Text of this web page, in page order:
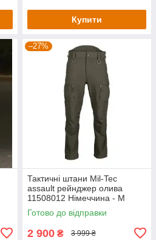
Купити
–27%
Тактичні штани Mil-Tec
assault рейнджер олива
11508012 Німеччина - М
Готово до відправки
2 900 ₴ 3 999 ₴